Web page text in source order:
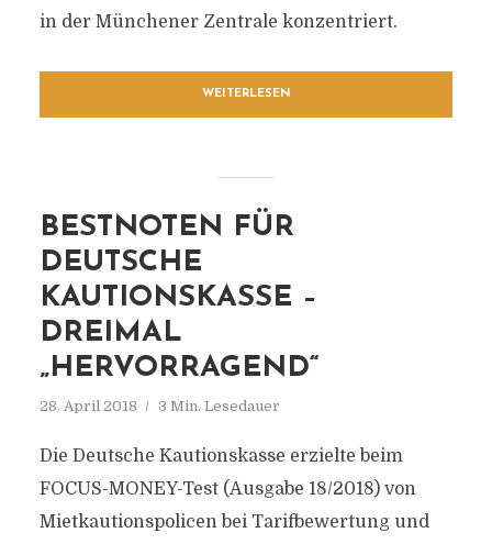
in der Münchener Zentrale konzentriert.
WEITERLESEN
BESTNOTEN FÜR
DEUTSCHE
KAUTIONSKASSE –
DREIMAL
„HERVORRAGEND“
28. April 2018 3 Min. Lesedauer
Die Deutsche Kautionskasse erzielte beim
FOCUS-MONEY-Test (Ausgabe 18/2018) von
Mietkautionspolicen bei Tarifbewertung und